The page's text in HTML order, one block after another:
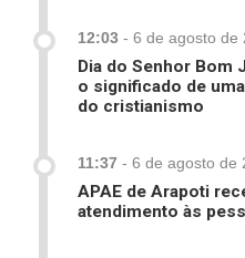
12:03 - 6 de agosto de
Dia do Senhor Bom
o significado de
do cristianismo
11:37 - 6 de agosto de
APAE de Arapoti
atendimento às